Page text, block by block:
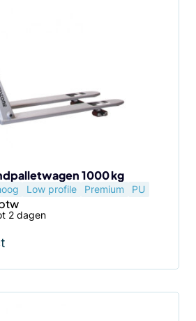
1000 kg
Low profile Premium PU
2 dagen